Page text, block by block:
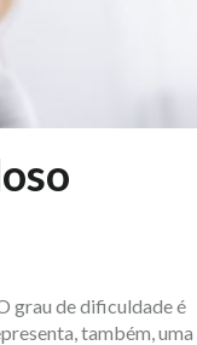
grau de dificuldade é
também, uma